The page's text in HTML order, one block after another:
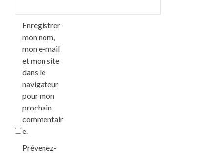
Enregistrer
mon nom,
mon e-mail
et mon site
dans le
navigateur
pour mon
prochain
commentair
e.
Prévenez-